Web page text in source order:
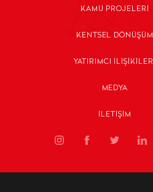
KAMU PROJELERI
KENTSEL DÖNÜŞÜM
YATIRIMCI İLIŞIKILERI
MEDYA
İLETIŞIM